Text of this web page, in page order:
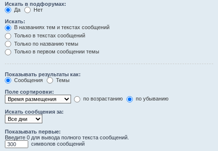
Искать в подфорумах:
Да
Нет
Искать:
В названиях тем и текстах сообщений
Только в текстах сообщений
Только по названию темы
Только в первом сообщении темы
Показывать результаты как:
Сообщения
Темы
Поле сортировки:
по возрастанию
по убыванию
Искать сообщения за:
Показывать первые:
Введите 0 для вывода полного текста сообщений.
символов сообщений